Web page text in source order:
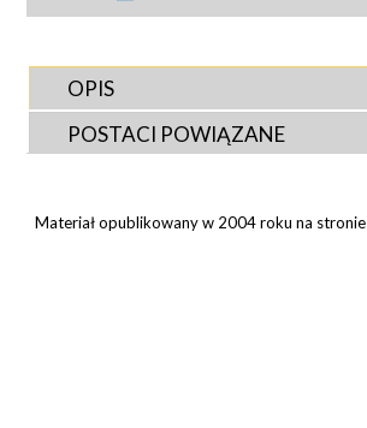
OPIS
POSTACI POWIĄZANE
Materiał opublikowany w 2004 roku na stronie